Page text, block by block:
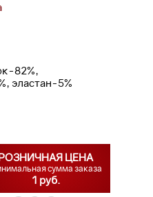
82%,
эластан-5%
ЦЕНА
сумма заказа
1 руб.